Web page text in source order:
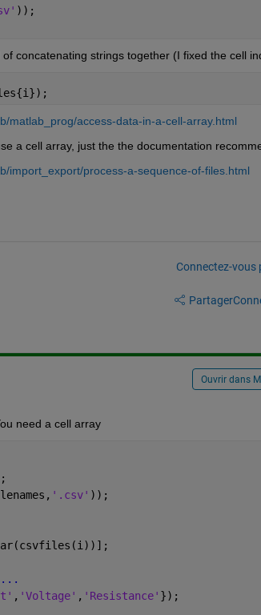
));
concatenating strings together (I fixed the cell
matlab_prog/access-data-in-a-cell-array.html
a cell array, just the the documentation
import_export/process-a-sequence-of-files.html
Connectez-vous
Partager
Ouvrir dans
need a cell array
'.csv' ));
...
, 'Voltage' , 'Resistance' });